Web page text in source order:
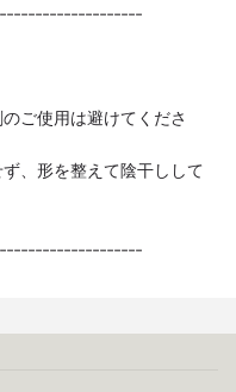
ご使用は避けてくださ
、形を整えて陰干しして